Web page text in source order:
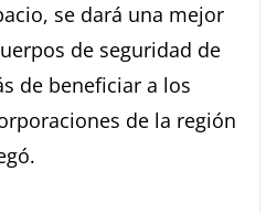
se dará una mejor
de seguridad de
de beneficiar a los
de la región